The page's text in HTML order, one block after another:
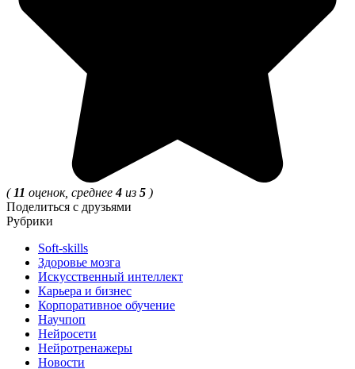
( 11 оценок, среднее4 из 5 )
Поделиться с друзьями
Рубрики
Soft-skills
Здоровье мозга
Искусственный интеллект
Карьера и бизнес
Корпоративное обучение
Научпоп
Нейросети
Нейротренажеры
Новости